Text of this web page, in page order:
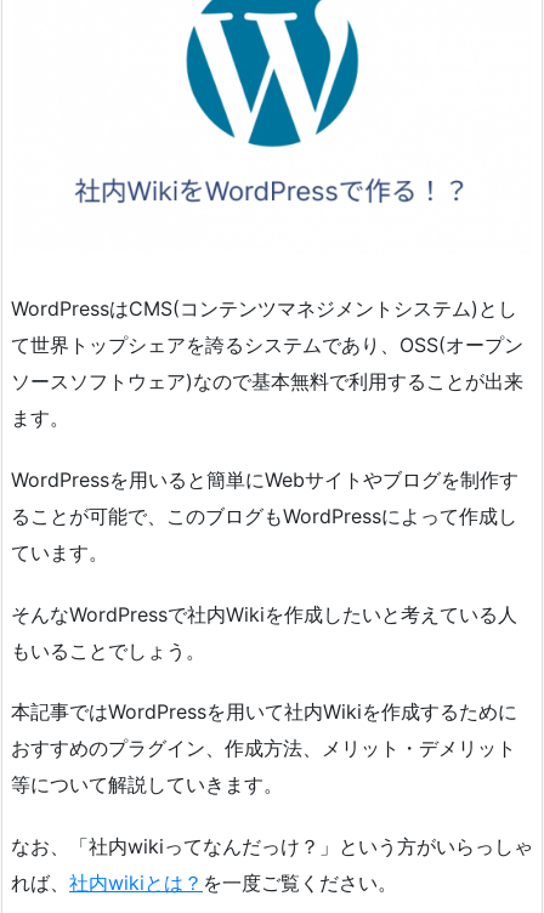
WordPressはCMS(コンテンツマネジメントシステム)とし
て世界トップシェアを誇るシステムであり、OSS(オープン
ソースソフトウェア)なので基本無料で利用することが出来
ます。
WordPressを用いると簡単にWebサイトやブログを制作す
ることが可能で、このブログもWordPressによって作成し
ています。
そんなWordPressで社内Wikiを作成したいと考えている人
もいることでしょう。
本記事ではWordPressを用いて社内Wikiを作成するために
おすすめのプラグイン、作成方法、メリット・デメリット
等について解説していきます。
なお、「社内wikiってなんだっけ？」という方がいらっしゃ
れば、 社内wikiとは？ を一度ご覧ください。